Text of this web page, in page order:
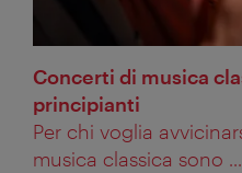
Concerti di musica
principianti
Per chi voglia
musica classica sono ...